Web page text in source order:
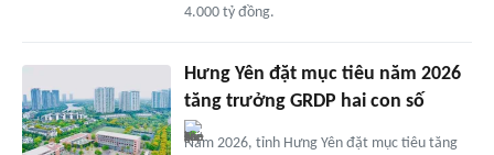
4.000 tỷ đồng.
Hưng Yên đặt mục tiêu năm 2026
tăng trưởng GRDP hai con số
Năm 2026, tỉnh Hưng Yên đặt mục tiêu tăng